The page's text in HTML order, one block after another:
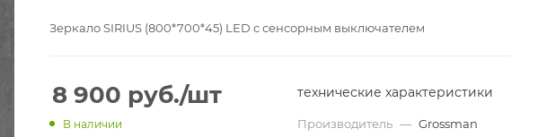
Зеркало SIRIUS (800*700*45) LED с сенсорным выключателем
8 900 руб./шт
В наличии
технические характеристики
Производитель — Grossman